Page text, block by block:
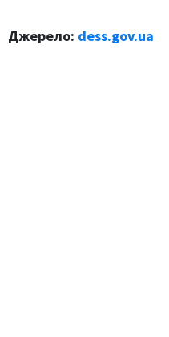
Джерело: dess.gov.ua